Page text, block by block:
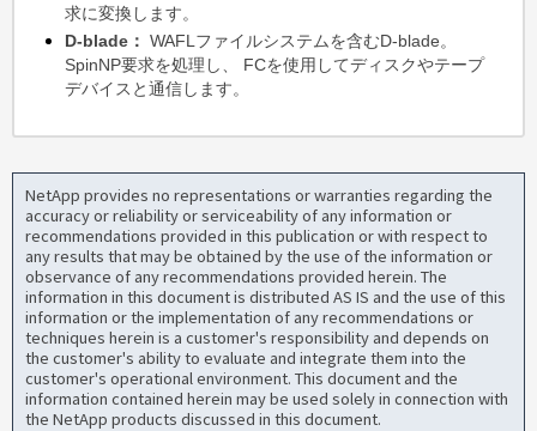
求に変換します。
D-blade： WAFLファイルシステムを含むD-blade。
SpinNP要求を処理し、 FCを使用してディスクやテープ
デバイスと通信します。
NetApp provides no representations or warranties regarding the
accuracy or reliability or serviceability of any information or
recommendations provided in this publication or with respect to
any results that may be obtained by the use of the information or
observance of any recommendations provided herein. The
information in this document is distributed AS IS and the use of this
information or the implementation of any recommendations or
techniques herein is a customer's responsibility and depends on
the customer's ability to evaluate and integrate them into the
customer's operational environment. This document and the
information contained herein may be used solely in connection with
the NetApp products discussed in this document.